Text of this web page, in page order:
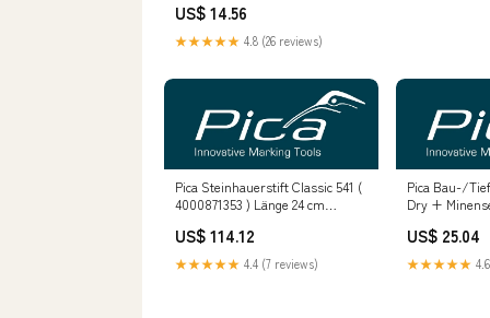
US$ 14.56
★★★★★ 4.8 (26 reviews)
Pica Steinhauerstift Classic 541 (
4000871353 ) Länge 24 cm
US$ 114.12
★★★★★ 4.4 (7 reviews)
Pica Bau-/
Dry +
4000 871 360
US$ 25.04
★★★★★